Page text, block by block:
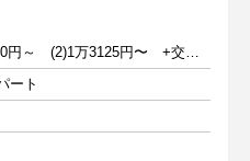
(1)日給1万1000円～ (2)1万3125円〜 +交通費全額支給
ート